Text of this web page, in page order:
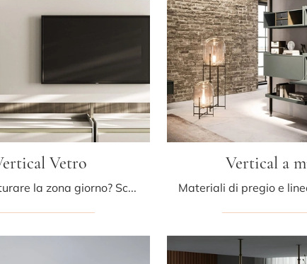
Vetro
Vuoi ristrutturare la zona giorno? Scopri di più sulle librerie moderne componibili e arreda i tuoi interni con il modello Vertical Vetro.
Vertical a